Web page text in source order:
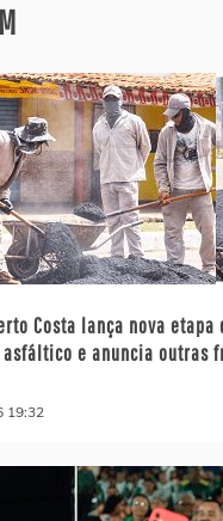
Costa lança nova etapa
e anuncia outras
19:32